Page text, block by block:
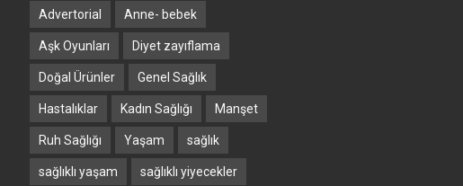
Advertorial Anne- bebek
Aşk Oyunları Diyet zayıflama
Doğal Ürünler Genel Sağlık
Hastalıklar Kadın Sağlığı Manşet
Ruh Sağlığı Yaşam sağlık
sağlıklı yaşam sağlıklı yiyecekler